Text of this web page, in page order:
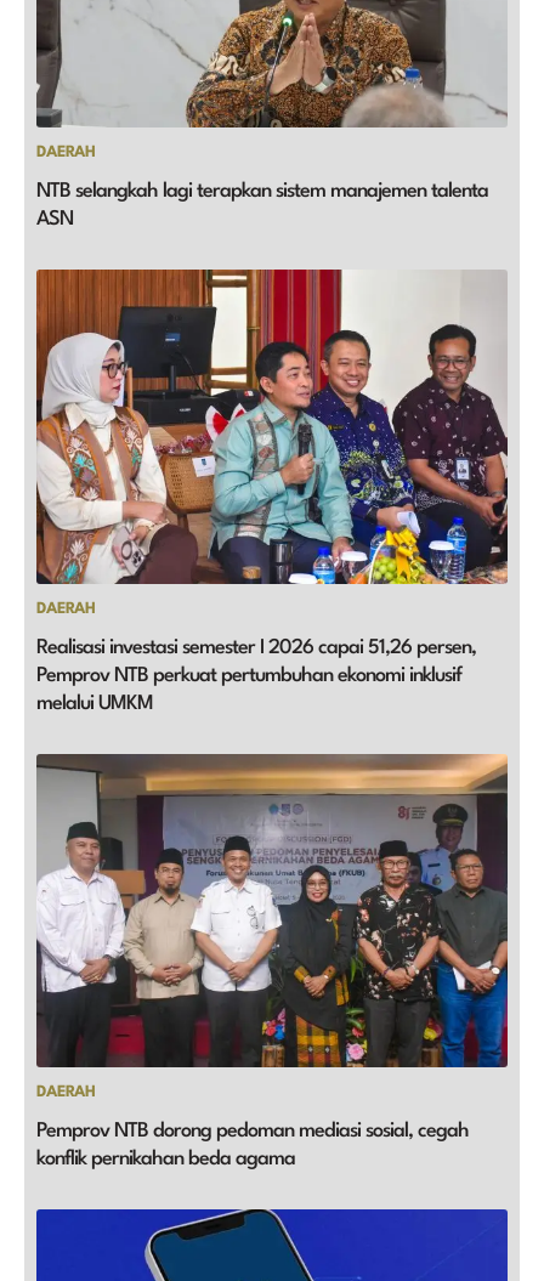
DAERAH
NTB selangkah lagi terapkan sistem manajemen talenta
ASN
DAERAH
Realisasi investasi semester I 2026 capai 51,26 persen,
Pemprov NTB perkuat pertumbuhan ekonomi inklusif
melalui UMKM
DAERAH
Pemprov NTB dorong pedoman mediasi sosial, cegah
konflik pernikahan beda agama